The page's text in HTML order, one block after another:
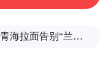
流外形、能否放
青海拉面告别“兰州拉面”，借来的IP终要还